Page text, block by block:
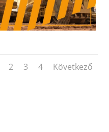
2 3 4 Következő